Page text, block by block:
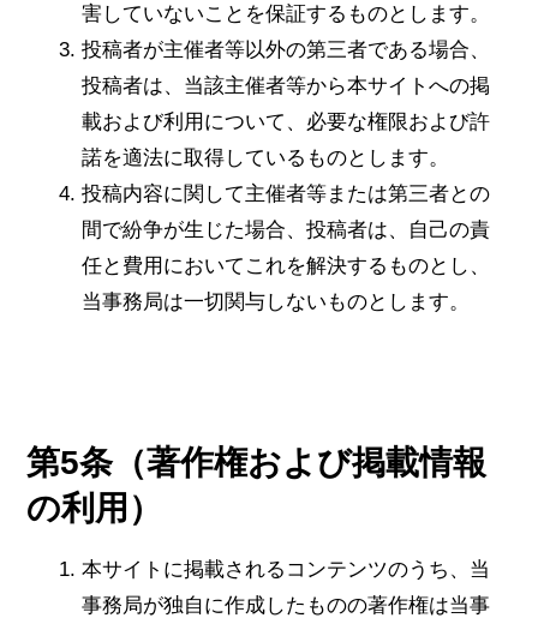
害していないことを保証するものとします。
投稿者が主催者等以外の第三者である場合、
投稿者は、当該主催者等から本サイトへの掲
載および利用について、必要な権限および許
諾を適法に取得しているものとします。
投稿内容に関して主催者等または第三者との
間で紛争が生じた場合、投稿者は、自己の責
任と費用においてこれを解決するものとし、
当事務局は一切関与しないものとします。
第5条（著作権および掲載情報
の利用）
本サイトに掲載されるコンテンツのうち、当
事務局が独自に作成したものの著作権は当事